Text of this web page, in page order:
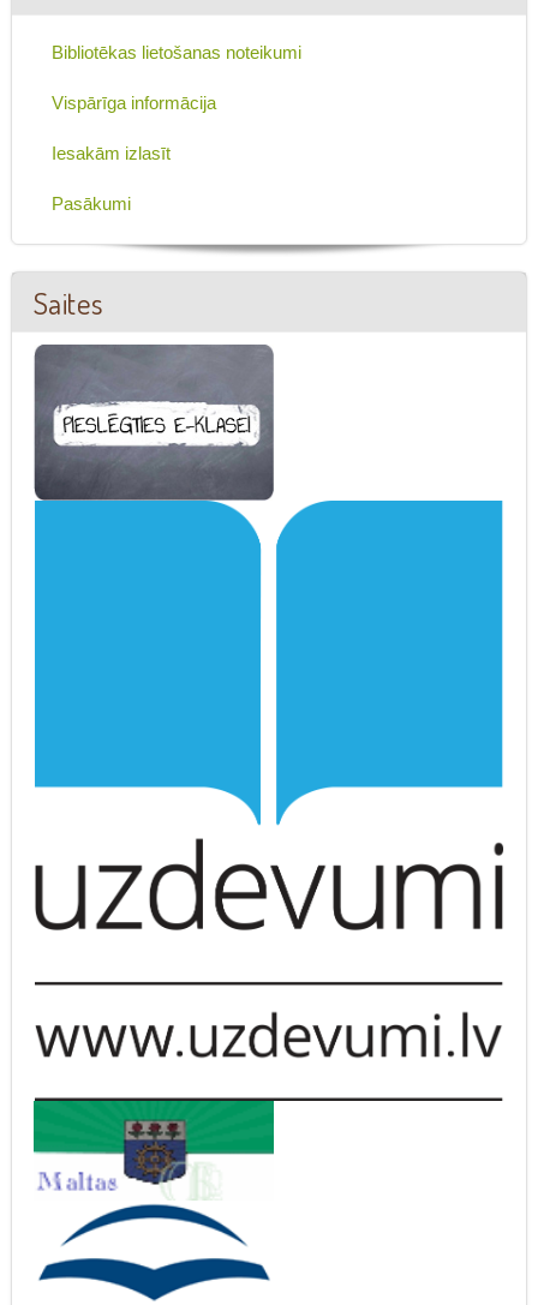
Bibliotēkas lietošanas noteikumi
Vispārīga informācija
Iesakām izlasīt
Pasākumi
Saites